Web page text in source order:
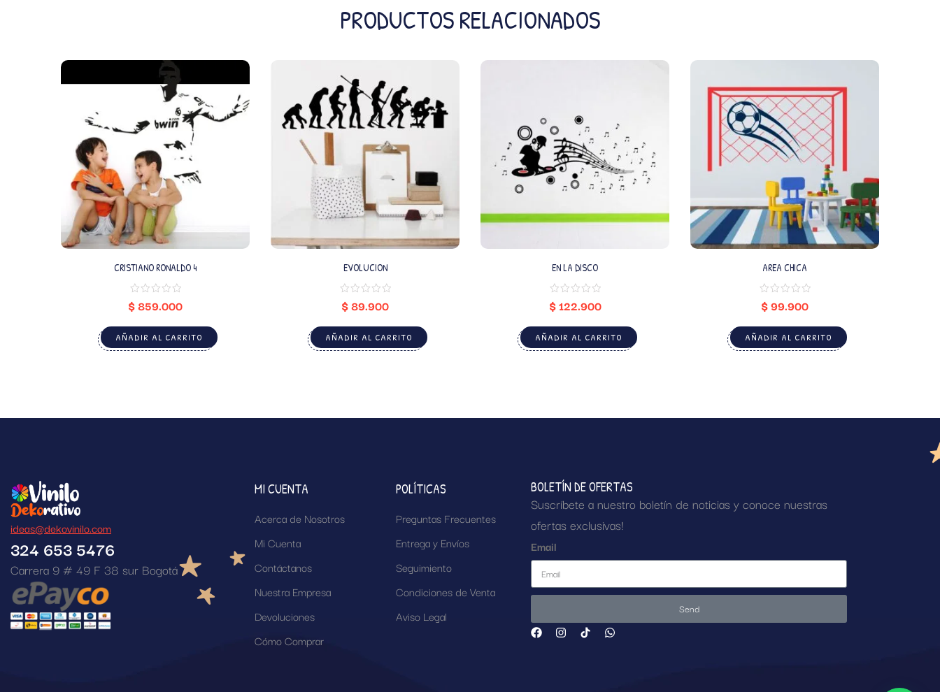
PRODUCTOS RELACIONADOS
CRISTIANO RONALDO 4
$859.000
AÑADIR AL CARRITO
EVOLUCION
$89.900
AÑADIR AL CARRITO
EN LA DISCO
$122.900
AÑADIR AL CARRITO
AREA CHICA
$99.900
AÑADIR AL CARRITO
ideas@dekovinilo.com
324 653 5476
Carrera 9 # 49 F 38 sur Bogotá
MI CUENTA
Acerca de Nosotros
Mi Cuenta
Contáctanos
Nuestra Empresa
Devoluciones
Cómo Comprar
POLÍTICAS
Preguntas Frecuentes
Entrega y Envíos
Seguimiento
Condiciones de Venta
Aviso Legal
BOLETÍN DE OFERTAS
Suscríbete a nuestro boletín de noticias y conoce nuestras
ofertas exclusivas!
Email
Send